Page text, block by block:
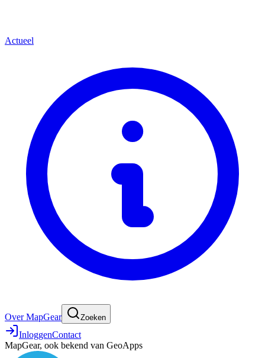
Actueel
Over MapGear Zoeken
InloggenContact
MapGear, ook bekend van GeoApps